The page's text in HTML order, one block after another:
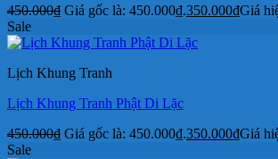
450.000₫ Giá gốc là: 450.000₫.350.000₫Giá
Sale
Lịch Khung Tranh
Lịch Khung Tranh Phật Di Lặc
450.000₫ Giá gốc là: 450.000₫.350.000₫Giá
Sale